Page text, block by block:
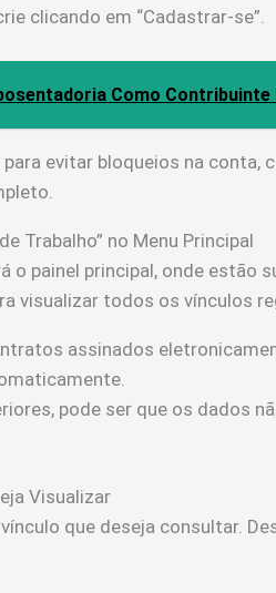
clicando em “Cadastrar-se”.
Como Contribuinte
evitar bloqueios na conta,
Trabalho” no Menu Principal
o painel principal, onde estão
visualizar todos os vínculos
assinados
pode ser que os dados
Visualizar
que deseja consultar.